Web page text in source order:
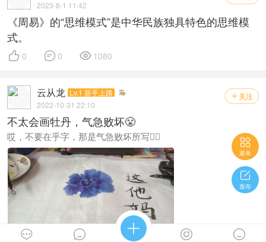
2023-8-1 11:42
《周易》的“思维模式”是中华民族独具特色的思维模
式。
 0  0  1080
 关注
云从龙 Lv.1 新手上路
2022-10-31 22:10
不太会画牡丹，气急败坏😤
哎，不要在乎字，那是气急败坏所写✍🏻 
菜单

发布
    